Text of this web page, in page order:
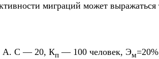
миграций может
А. С — 20, Кп— 100 человек, Эм